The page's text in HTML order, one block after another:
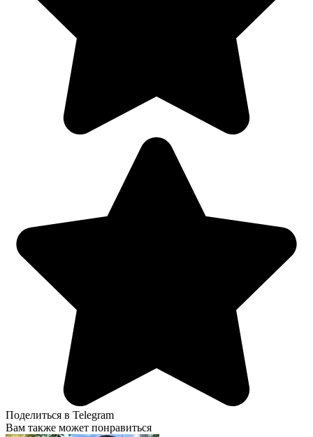
Поделиться в Telegram
Вам также может понравиться